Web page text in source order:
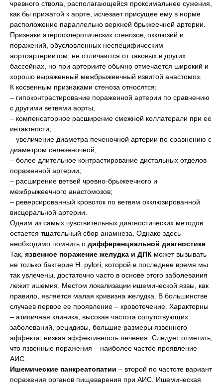
чревного ствола, располагающейся проксимальнее сужения,
как бы прижатой к аорте, исчезает присущее ему в норме
расположение параллельно верхней брыжеечной артерии.
Признаки атеросклеротических стенозов, окклюзий и
поражений, обусловленных неспецифическим
аортоартериитом, не отличаются от таковых в других
бассейнах, но при артериите обычно отмечается широкий и
хорошо выраженный межбрыжеечный извитой анастомоз.
К косвенным признаками стеноза относятся:
– гипоконтрастирование пораженной артерии по сравнению
с другими ветвями аорты;
– компенсаторное расширение смежной коллатерали при ее
интактности;
– увеличение диаметра печеночной артерии по сравнению с
диаметром селезеночной;
– более длительное контрастирование дистальных отделов
пораженной артерии;
– расширение ветвей чревно-брыжеечного и
межбрыжеечного анастомозов;
– реверсированный кровоток по ветвям окклюзированной
висцеральной артерии.
Одним из самых чувствительных диагностических методов
остается тщательный сбор анамнеза. Однако здесь
необходимо помнить о дифференциальной диагностике
Так, язвенное поражение желудка и ДПК может вызывать
не только бактерия H. pylori, которой в последнее время мы
так увлечены, достаточно часто в основе этого заболевания
лежит ишемия. Местом локализации ишемической язвы, как
правило, является малая кривизна желудка. В большинстве
случаев первое ее проявление – кровотечение. Характерны
– атипичная клиника, высокая частота сопутствующих
заболеваний, рецидивы, большие размеры язвенного
аффекта, низкая эффективность лечения. Следует отметить,
что язвенные поражения – наиболее частое проявление
АИС.
Ишемические панкреатопатии – второй по частоте вариант
поражения органов пищеварения при АИС. Ишемическая